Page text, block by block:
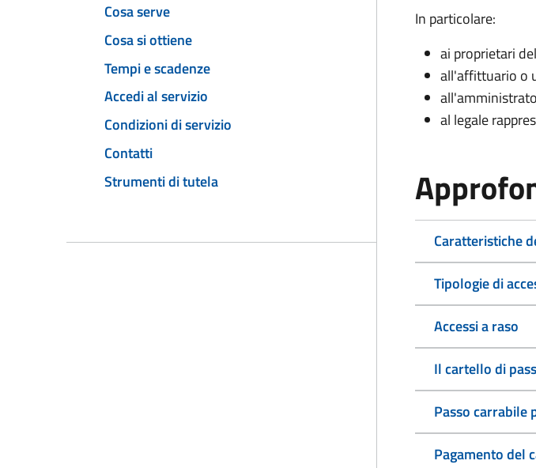
Cosa serve
Cosa si ottiene
Tempi e scadenze
Accedi al servizio
Condizioni di servizio
Contatti
Strumenti di tutela
In particolare:
ai proprietari
all'affittuario o
al legale
Caratteristiche
Tipologie di
Accessi a raso
Il cartello di
Passo carrabile
Pagamento del